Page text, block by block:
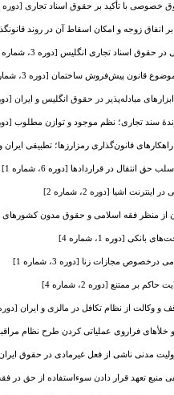
با تأکید بر حقوق اسناد تجاری [دوره 5، شماره 4]
زوجه و امکان اسقاط آن در روند قانونگذاری
اسناد تجاری انگلیس [دوره 3، شماره 4]
قانون پیش‌فروش ساختمان [دوره 3، شماره 3]
مبادله‌پذیر در حقوق انگلیس و ایران [دوره 4،
سند تجاری؛ نظم موجود و توازن مطلوب [دوره 1،
قانون‌گذاری رمزارزها؛ تطبیقی ایران و
در قراردادها [دوره 6، شماره 1]
اشیا [دوره 2، شماره 2]
از منظر فقه اسلامی و حقوق مدون کشورهای مسلمان
بانکی [دوره 1، شماره 4]
مجازات زنا [دوره 3، شماره 1]
بر ممتنع [دوره 2، شماره 4]
از نظام تکافل در مالزی و ایران [دوره 1، شماره
فراروی عملیاتی کردن طرح نظام مراقبت
مدنی ناشی از فعل غیرمادی در حقوق ایران [دوره 7،
تعهد قرار دادن سوء‌استفاده از حق در فقه